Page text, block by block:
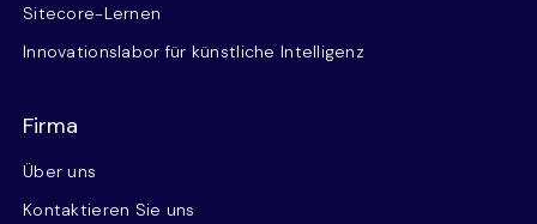
Sitecore-Lernen
Innovationslabor für künstliche Intelligenz
Firma
Über uns
Kontaktieren Sie uns